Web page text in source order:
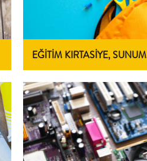
EĞİTİM KIRTASİYE, SUNUM